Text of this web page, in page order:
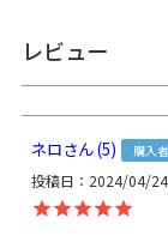
サイズ詳細
＜本体
さ＞
ません。
素材
＜本体
レビュー
ネロ 5 購入者
投稿日
2024/04/24